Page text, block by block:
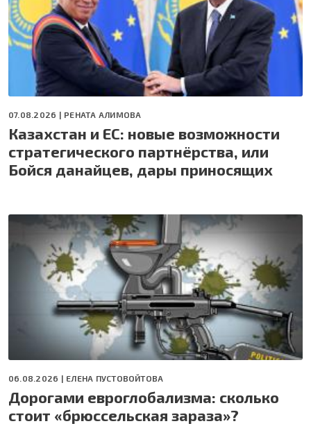
07.08.2026 | РЕНАТА АЛИМОВА
Казахстан и ЕС: новые возможности
стратегического партнёрства, или
Бойся данайцев, дары приносящих
06.08.2026 | ЕЛЕНА ПУСТОВОЙТОВА
Дорогами евроглобализма: сколько
стоит «брюссельская зараза»?